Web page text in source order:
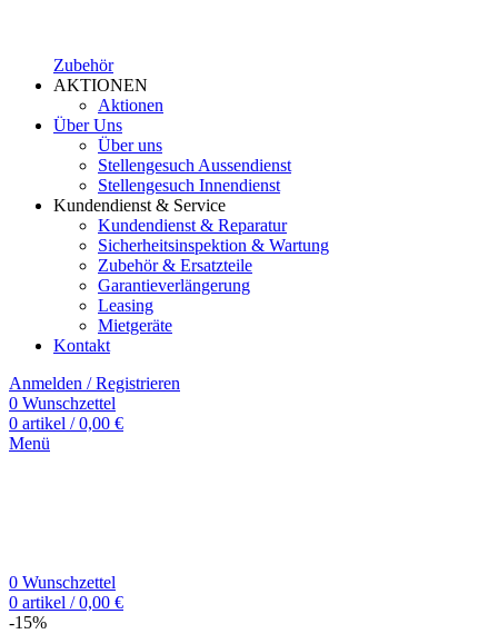
Zubehör
AKTIONEN
Aktionen
Über Uns
Über uns
Stellengesuch Aussendienst
Stellengesuch Innendienst
Kundendienst & Service
Kundendienst & Reparatur
Sicherheitsinspektion & Wartung
Zubehör & Ersatzteile
Garantieverlängerung
Leasing
Mietgeräte
Kontakt
Anmelden / Registrieren
0 Wunschzettel
0 artikel / 0,00 €
Menü
0 Wunschzettel
0 artikel / 0,00 €
-15%